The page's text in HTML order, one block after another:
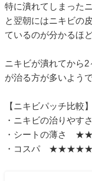
特に潰れてしまった
と翌朝にはニキビの
ているのが分かるほ
ニキビが潰れてから
が治る方が多いようで
【ニキビパッチ比較】
・ニキビの治り
・シートの薄さ
・コスパ ★★★★★